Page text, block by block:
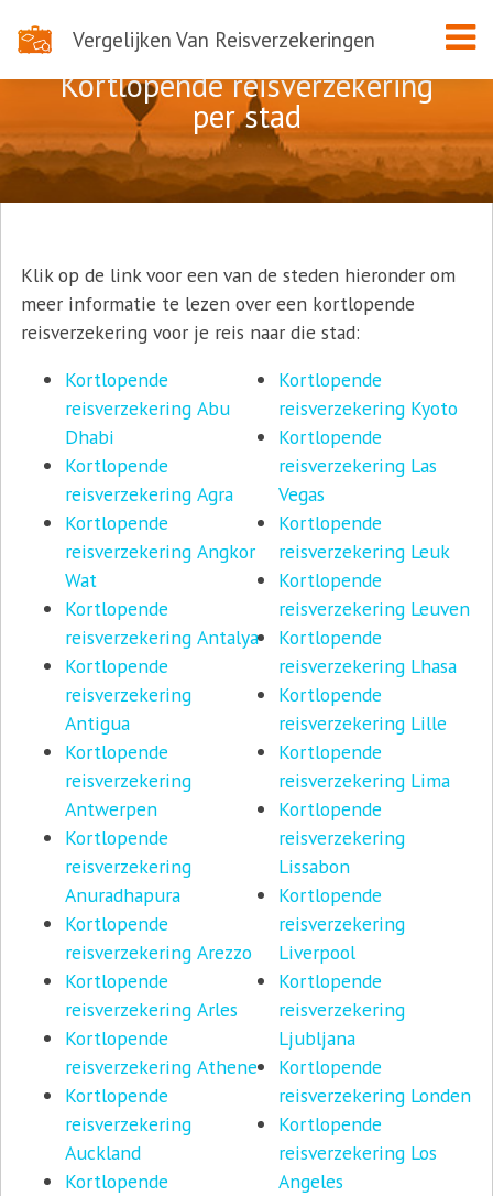
Vergelijken Van Reisverzekeringen
Kortlopende reisverzekering
per stad
Klik op de link voor een van de steden hieronder om
meer informatie te lezen over een kortlopende
reisverzekering voor je reis naar die stad:
Kortlopende
reisverzekering Abu
Dhabi
Kortlopende
reisverzekering Agra
Kortlopende
reisverzekering Angkor
Wat
Kortlopende
reisverzekering Antalya
Kortlopende
reisverzekering
Antigua
Kortlopende
reisverzekering
Antwerpen
Kortlopende
reisverzekering
Anuradhapura
Kortlopende
reisverzekering Arezzo
Kortlopende
reisverzekering Arles
Kortlopende
reisverzekering Athene
Kortlopende
reisverzekering
Auckland
Kortlopende
Kortlopende
reisverzekering Kyoto
Kortlopende
reisverzekering Las
Vegas
Kortlopende
reisverzekering Leuk
Kortlopende
reisverzekering Leuven
Kortlopende
reisverzekering Lhasa
Kortlopende
reisverzekering Lille
Kortlopende
reisverzekering Lima
Kortlopende
reisverzekering
Lissabon
Kortlopende
reisverzekering
Liverpool
Kortlopende
reisverzekering
Ljubljana
Kortlopende
reisverzekering Londen
Kortlopende
reisverzekering Los
Angeles